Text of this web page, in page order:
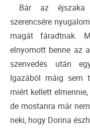
Bár az éjszaka
szerencsére
magát fáradtnak.
elnyomott benne az
szenvedés után
Igazából máig sem
miért kellett
de mostanra már
neki, hogy Dorina